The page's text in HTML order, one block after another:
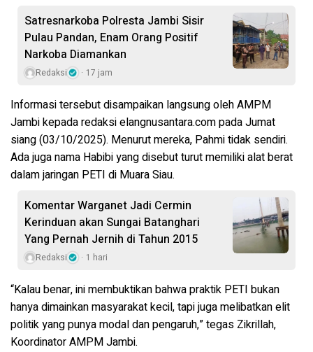
Satresnarkoba Polresta Jambi Sisir
Pulau Pandan, Enam Orang Positif
Narkoba Diamankan
Redaksi 17 jam
Informasi tersebut disampaikan langsung oleh AMPM
Jambi kepada redaksi elangnusantara.com pada Jumat
siang (03/10/2025). Menurut mereka, Pahmi tidak sendiri.
Ada juga nama Habibi yang disebut turut memiliki alat berat
dalam jaringan PETI di Muara Siau.
Komentar Warganet Jadi Cermin
Kerinduan akan Sungai Batanghari
Yang Pernah Jernih di Tahun 2015
Redaksi 1 hari
“Kalau benar, ini membuktikan bahwa praktik PETI bukan
hanya dimainkan masyarakat kecil, tapi juga melibatkan elit
politik yang punya modal dan pengaruh,” tegas Zikrillah,
Koordinator AMPM Jambi.